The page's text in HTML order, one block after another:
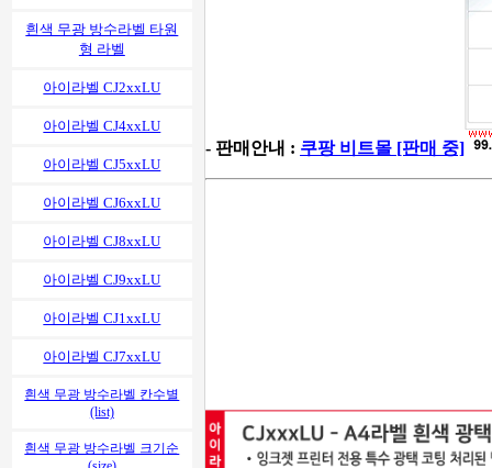
흰색 무광 방수라벨 타원
형 라벨
아이라벨 CJ2xxLU
아이라벨 CJ4xxLU
아이라벨 CJ5xxLU
아이라벨 CJ6xxLU
아이라벨 CJ8xxLU
아이라벨 CJ9xxLU
아이라벨 CJ1xxLU
아이라벨 CJ7xxLU
흰색 무광 방수라벨 칸수별
(list)
흰색 무광 방수라벨 크기순
- 판매안내 : 쿠팡 비트몰 [판매 중]